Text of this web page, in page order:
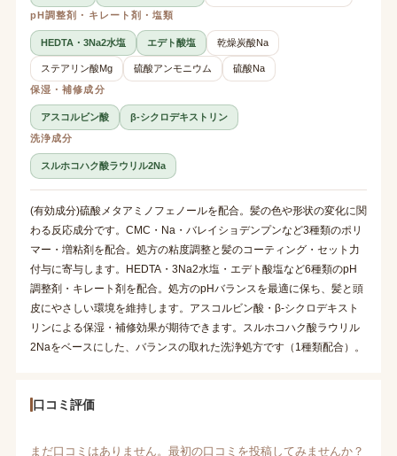
pH調整剤・キレート剤・塩類
HEDTA・3Na2水塩 エデト酸塩 乾燥炭酸Na
ステアリン酸Mg 硫酸アンモニウム
硫酸Na
保湿・補修成分
アスコルビン酸
β-シクロデキストリン
洗浄成分
スルホコハク酸ラウリル2Na
(有効成分)硫酸メタアミノフェノールを配合。髪の色や形状の変化に関
わる反応成分です。CMC・Na・バレイショデンプンなど3種類のポリ
マー・増粘剤を配合。処方の粘度調整と髪のコーティング・セット力
付与に寄与します。HEDTA・3Na2水塩・エデト酸塩など6種類のpH
調整剤・キレート剤を配合。処方のpHバランスを最適に保ち、髪と頭
皮にやさしい環境を維持します。アスコルビン酸・β-シクロデキスト
リンによる保湿・補修効果が期待できます。スルホコハク酸ラウリル
2Naをベースにした、バランスの取れた洗浄処方です（1種類配合）。
口コミ評価
まだ口コミはありません。最初の口コミを投稿してみませんか？